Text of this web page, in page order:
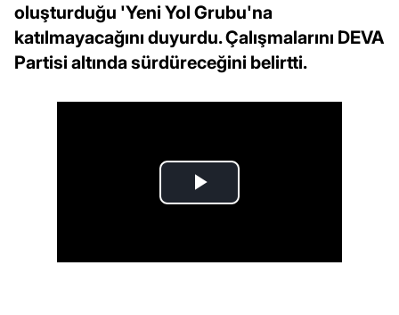
oluşturduğu 'Yeni Yol Grubu'na
katılmayacağını duyurdu. Çalışmalarını DEVA
Partisi altında sürdüreceğini belirtti.